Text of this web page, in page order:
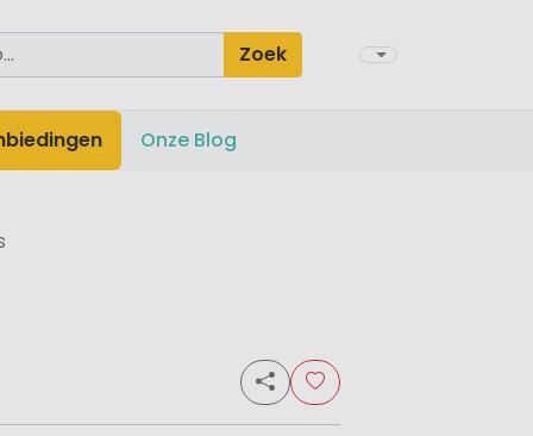
Zoek
Onze Blog